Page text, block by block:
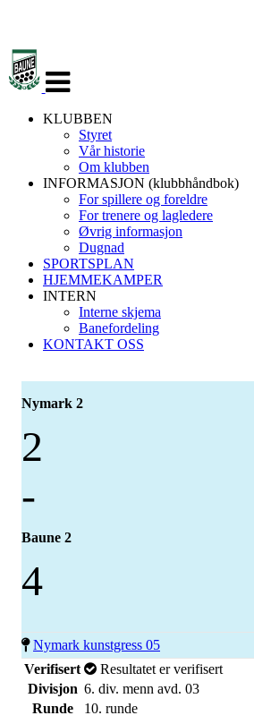
navigasjon
KLUBBEN
Styret
Vår historie
Om klubben
INFORMASJON (klubbhåndbok)
For spillere og foreldre
For trenere og lagledere
Øvrig informasjon
Dugnad
SPORTSPLAN
HJEMMEKAMPER
INTERN
Interne skjema
Banefordeling
KONTAKT OSS
Nymark 2
2
-
Baune 2
4
Nymark kunstgress 05
Verifisert
Resultatet er verifisert
Divisjon 6. div. menn avd. 03
Runde
10. runde